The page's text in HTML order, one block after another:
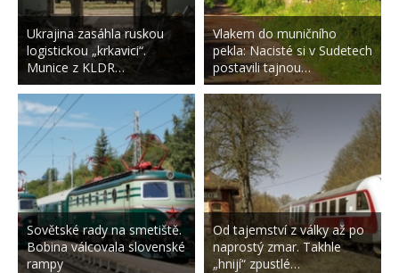
Ukrajina zasáhla ruskou
logistickou „krkavici“.
Munice z KLDR…
Sovětské rady na smetiště.
Bobina válcovala slovenské
rampy
Vlakem do muničního
pekla: Nacisté si v Sudetech
postavili tajnou…
Od tajemství z války až po
naprostý zmar. Takhle
„hnijí“ zpustlé…